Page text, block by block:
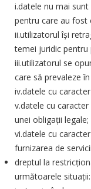
i.datele nu mai
pentru care au fost
ii.utilizatorul își
temei juridic pentru
iii.utilizatorul se
care să prevaleze
iv.datele cu
v.datele cu
unei obligaţii legale;
vi.datele cu
furnizarea de
dreptul la
următoarele situații: